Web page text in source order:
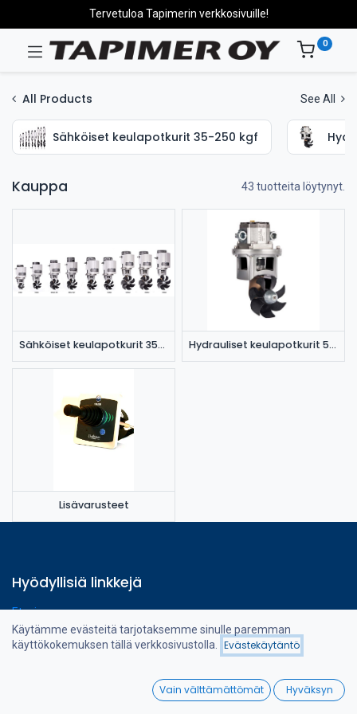
Suodattimet
Hinta - alhaisesta
korkeimpaan
Wishlist
Tervetuloa Tapimerin verkkosivuille!
0
All Products See All
Sähköiset keulapotkurit 35-250 kgf
Kauppa 43 tuotteita löytynyt.
Sähköiset keulapotkurit 35-250 kgf Hydrauliset keulapotkurit 50-180 kgf
Lisävarusteet
Hyödyllisiä linkkejä
Etusivu
Verkkokauppa
Ota yhteyttä
Käytämme evästeitä tarjotaksemme sinulle paremman
käyttökokemuksen tällä verkkosivustolla.
Evästekäytäntö
Vain välttämättömät Hyväksyn